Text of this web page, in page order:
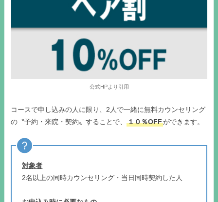
公式HPより引用
コースで申し込みの人に限り、2人で一緒に無料カウンセリング
の〝予約・来院・契約〟することで、１０％OFFができます。
対象者
2名以上の同時カウンセリング・当日同時契約した人